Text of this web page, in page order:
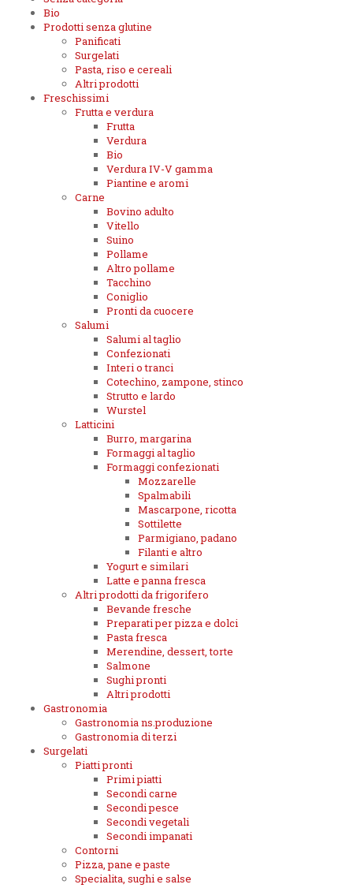
Bio
Prodotti senza glutine
Panificati
Surgelati
Pasta, riso e cereali
Altri prodotti
Freschissimi
Frutta e verdura
Frutta
Verdura
Bio
Verdura IV-V gamma
Piantine e aromi
Carne
Bovino adulto
Vitello
Suino
Pollame
Altro pollame
Tacchino
Coniglio
Pronti da cuocere
Salumi
Salumi al taglio
Confezionati
Interi o tranci
Cotechino, zampone, stinco
Strutto e lardo
Wurstel
Latticini
Burro, margarina
Formaggi al taglio
Formaggi confezionati
Mozzarelle
Spalmabili
Mascarpone, ricotta
Sottilette
Parmigiano, padano
Filanti e altro
Yogurt e similari
Latte e panna fresca
Altri prodotti da frigorifero
Bevande fresche
Preparati per pizza e dolci
Pasta fresca
Merendine, dessert, torte
Salmone
Sughi pronti
Altri prodotti
Gastronomia
Gastronomia ns.produzione
Gastronomia di terzi
Surgelati
Piatti pronti
Primi piatti
Secondi carne
Secondi pesce
Secondi vegetali
Secondi impanati
Contorni
Pizza, pane e paste
Specialita, sughi e salse